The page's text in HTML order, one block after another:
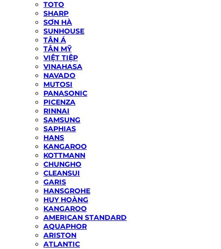
TOTO
SHARP
SƠN HÀ
SUNHOUSE
TÂN Á
TÂN MỸ
VIỆT TIỆP
VINAHASA
NAVADO
MUTOSI
PANASONIC
PICENZA
RINNAI
SAMSUNG
SAPHIAS
HANS
KANGAROO
KOTTMANN
CHUNGHO
CLEANSUI
GARIS
HANSGROHE
HUY HOÀNG
KANGAROO
AMERICAN STANDARD
AQUAPHOR
ARISTON
ATLANTIC